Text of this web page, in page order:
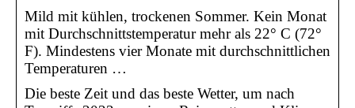
Mild mit kühlen, trockenen Sommer. Kein Monat
mit Durchschnittstemperatur mehr als 22° C (72°
F). Mindestens vier Monate mit durchschnittlichen
Temperaturen …
Die beste Zeit und das beste Wetter, um nach